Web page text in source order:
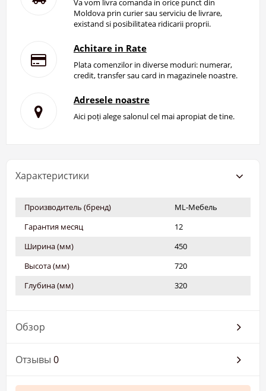
Va vom livra comanda in orice punct din
Moldova prin curier sau serviciu de livrare,
existand si posibilitatea ridicarii proprii.
Achitare in Rate
Plata comenzilor in diverse moduri: numerar,
credit, transfer sau card in magazinele noastre.
Adresele noastre
Aici poți alege salonul cel mai apropiat de tine.
Характеристики
Производитель (бренд)
ML-Мебель
Гарантия месяц
12
Ширина (мм)
450
Высота (мм)
720
Глубина (мм)
320
Обзор
Отзывы 0